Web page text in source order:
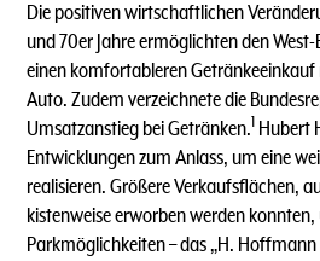
Die positiven wirtschaftlichen
und 70er Jahre ermöglichten den
einen komfortableren
Auto. Zudem verzeichnete die
Umsatzanstieg bei Getränken.1 Hubert
Entwicklungen zum Anlass, um eine
realisieren. Größere Verkaufsflächen,
kistenweise erworben werden
Parkmöglichkeiten – das „H.